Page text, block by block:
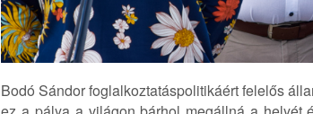
Bodó Sándor foglalkoztatáspolitikáért felelős